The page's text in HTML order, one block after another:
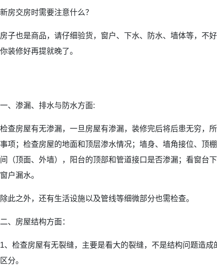
新房交房时需要注意什么？
房子也是商品，请仔细验货，窗户、下水、防水、墙体等，不
你装修好再提就晚了。
一、渗漏、排水与防水方面:
检查房屋有无渗漏，一旦房屋有渗漏，装修完后将后患无穷，
事项；检查房屋的地面和顶层渗水情况；墙身、墙角接位、顶
间（顶面、外墙），阳台的顶部和管道接口是否渗漏；看窗台
窗户漏水。
除此之外，还有生活设施以及管线等细微部分也需检查。
二、房屋结构方面：
1、检查房屋有无裂缝，主要是看大的裂缝，不是结构问题造
区分。